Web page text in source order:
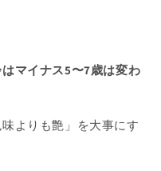
マイナス5〜7歳は変わ
よりも艶」を大事にす